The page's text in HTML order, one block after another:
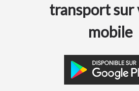
transport sur
mobile